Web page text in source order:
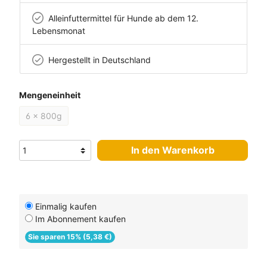
Alleinfuttermittel für Hunde ab dem 12.
Lebensmonat
Hergestellt in Deutschland
Mengeneinheit
6 x 800g
In den Warenkorb
Einmalig kaufen
Im Abonnement kaufen
Sie sparen 15% (5,38 €)